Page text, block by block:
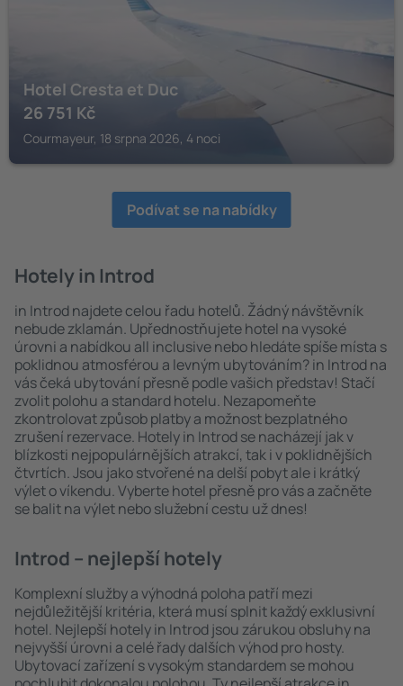
Hotel Cresta et Duc
26 751 Kč
Courmayeur, 18 srpna 2026, 4 noci
Podívat se na nabídky
Hotely in Introd
in Introd najdete celou řadu hotelů. Žádný návštěvník
nebude zklamán. Upřednostňujete hotel na vysoké
úrovni a nabídkou all inclusive nebo hledáte spíše místa s
poklidnou atmosférou a levným ubytováním? in Introd na
vás čeká ubytování přesně podle vašich představ! Stačí
zvolit polohu a standard hotelu. Nezapomeňte
zkontrolovat způsob platby a možnost bezplatného
zrušení rezervace. Hotely in Introd se nacházejí jak v
blízkosti nejpopulárnějších atrakcí, tak i v poklidnějších
čtvrtích. Jsou jako stvořené na delší pobyt ale i krátký
výlet o víkendu. Vyberte hotel přesně pro vás a začněte
se balit na výlet nebo služební cestu už dnes!
Introd – nejlepší hotely
Komplexní služby a výhodná poloha patří mezi
nejdůležitější kritéria, která musí splnit každý exklusivní
hotel. Nejlepší hotely in Introd jsou zárukou obsluhy na
nejvyšší úrovni a celé řady dalších výhod pro hosty.
Ubytovací zařízení s vysokým standardem se mohou